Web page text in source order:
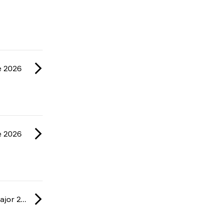
2026
2026
IEM: Cologne Major 2026